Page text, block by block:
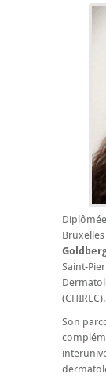
Saint-
(CHIREC).
Son